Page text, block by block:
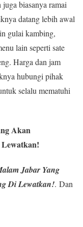
biasanya ramai
datang lebih awal
gulai kambing,
lain seperti sate
Harga dan jam
hubungi pihak
selalu mematuhi
Akan
Jabar Yang
Di Lewatkan!. Dan